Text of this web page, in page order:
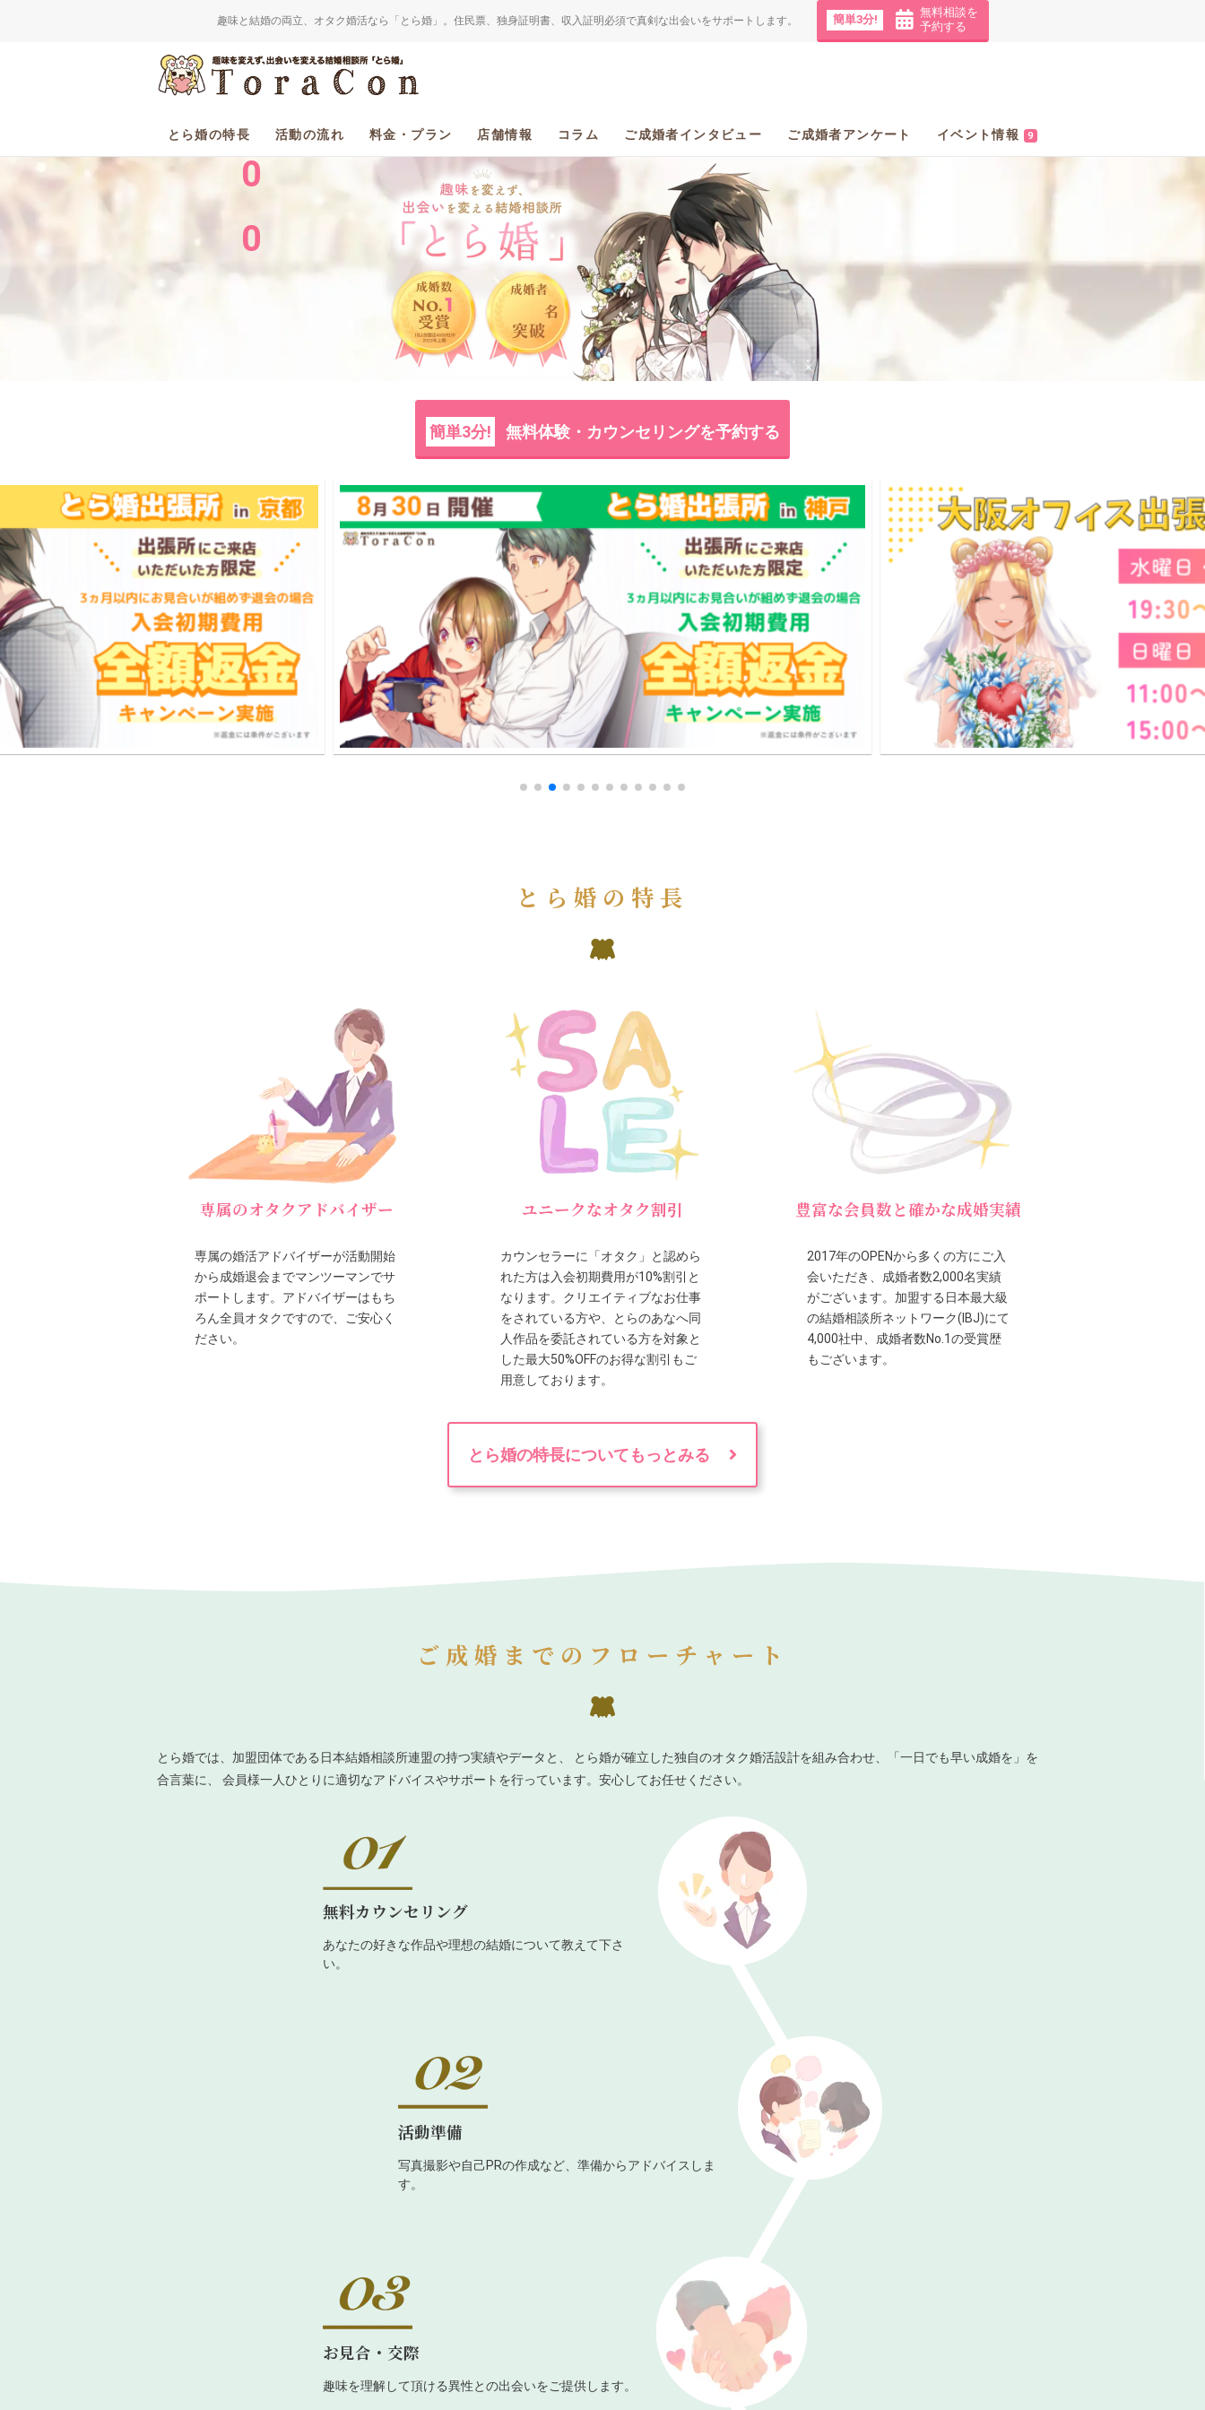
趣味と結婚の両立、オタク婚活なら「とら婚」。住民票、独身証明書、収入証明必須で真剣な出会いをサポートします。 簡単3分!
無料相談を
予約する
とら婚の特長 活動の流れ 料金・プラン 店舗情報 コラム ご成婚者インタビュー ご成婚者アンケート イベント情報 9
2
0
0
0
簡単3分! 無料体験・カウンセリングを予約する
とら婚の特長
専属のオタクアドバイザー
専属の婚活アドバイザーが活動開始
から成婚退会までマンツーマンでサ
ポートします。アドバイザーはもち
ろん全員オタクですので、ご安心く
ださい。
ユニークなオタク割引
カウンセラーに「オタク」と認めら
れた方は入会初期費用が10%割引と
なります。クリエイティブなお仕事
をされている方や、とらのあなへ同
人作品を委託されている方を対象と
した最大50%OFFのお得な割引もご
用意しております。
豊富な会員数と確かな成婚実績
2017年のOPENから多くの方にご入
会いただき、成婚者数2,000名実績
がございます。加盟する日本最大級
の結婚相談所ネットワーク(IBJ)にて
4,000社中、成婚者数No.1の受賞歴
もございます。
とら婚の特長についてもっとみる
ご成婚までのフローチャート
とら婚では、加盟団体である日本結婚相談所連盟の持つ実績やデータと、 とら婚が確立した独自のオタク婚活設計を組み合わせ、「一日でも早い成婚を」を
合言葉に、 会員様一人ひとりに適切なアドバイスやサポートを行っています。安心してお任せください。
無料カウンセリング
あなたの好きな作品や理想の結婚について教えて下さ
い。
活動準備
写真撮影や自己PRの作成など、準備からアドバイスしま
す。
お見合・交際
趣味を理解して頂ける異性との出会いをご提供します。